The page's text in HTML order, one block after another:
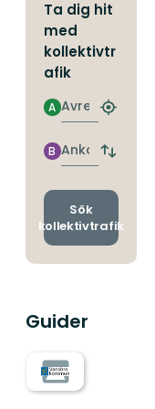
Ta dig hit
med
kollektivtr
afik
Avresa
A
Hitta
Ankomst
B
Byt
och
Sök
kollektivtrafik
Guider